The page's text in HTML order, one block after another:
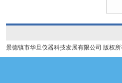
景德镇市华旦仪器科技发展有限公司 版权